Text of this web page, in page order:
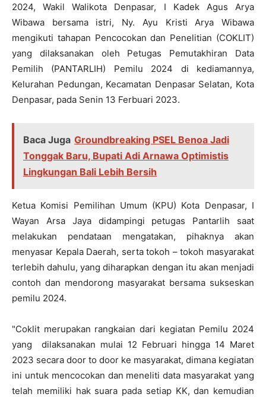
2024, Wakil Walikota Denpasar, I Kadek Agus Arya
Wibawa bersama istri, Ny. Ayu Kristi Arya Wibawa
mengikuti tahapan Pencocokan dan Penelitian (COKLIT)
yang dilaksanakan oleh Petugas Pemutakhiran Data
Pemilih (PANTARLIH) Pemilu 2024 di kediamannya,
Kelurahan Pedungan, Kecamatan Denpasar Selatan, Kota
Denpasar, pada Senin 13 Ferbuari 2023.
Baca Juga Groundbreaking PSEL Benoa Jadi
Tonggak Baru, Bupati Adi Arnawa Optimistis
Lingkungan Bali Lebih Bersih
Ketua Komisi Pemilihan Umum (KPU) Kota Denpasar, I
Wayan Arsa Jaya didampingi petugas Pantarlih saat
melakukan pendataan mengatakan, pihaknya akan
menyasar Kepala Daerah, serta tokoh – tokoh masyarakat
terlebih dahulu, yang diharapkan dengan itu akan menjadi
contoh dan mendorong masyarakat bersama sukseskan
pemilu 2024.
"Coklit merupakan rangkaian dari kegiatan Pemilu 2024
yang dilaksanakan mulai 12 Februari hingga 14 Maret
2023 secara door to door ke masyarakat, dimana kegiatan
ini untuk mencocokan dan meneliti data masyarakat yang
telah memiliki hak suara pada setiap KK, dan kemudian